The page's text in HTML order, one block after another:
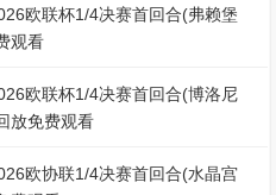
欧联杯1/4决赛首回合(弗赖堡
观看
欧联杯1/4决赛首回合(博洛尼
放免费观看
欧协联1/4决赛首回合(水晶宫